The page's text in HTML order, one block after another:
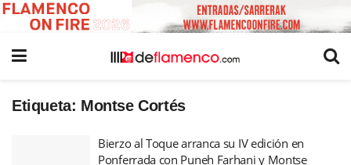
Etiqueta: Montse Cortés
Bierzo al Toque arranca su IV edición en
Ponferrada con Puneh Farhani y Montse